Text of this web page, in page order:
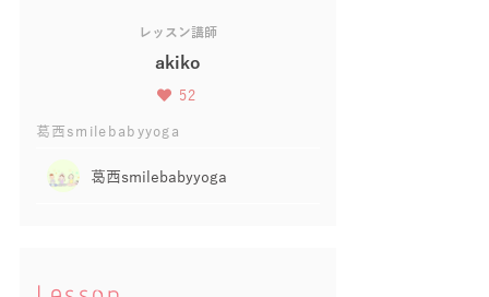
レッスン講師
akiko
52
葛西smilebabyyoga
葛西smilebabyyoga